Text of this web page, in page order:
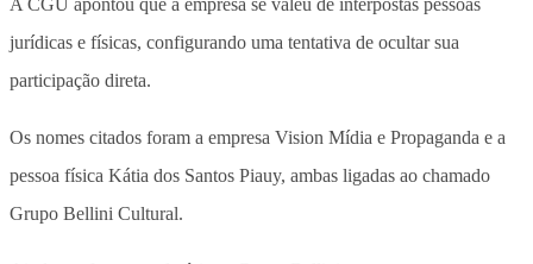
jurídicas e físicas, configurando uma tentativa de ocultar sua
participação direta.
Os nomes citados foram a empresa Vision Mídia e Propaganda e a
pessoa física Kátia dos Santos Piauy, ambas ligadas ao chamado
Grupo Bellini Cultural.